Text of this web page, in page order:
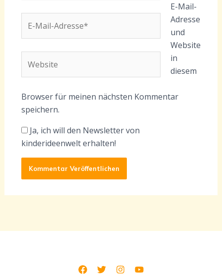
Mail-
E-Mail-
Adresse
und
Website
in
diesem
Browser für meinen nächsten Kommentar
speichern.
Ja, ich will den Newsletter von
kinderideenwelt erhalten!